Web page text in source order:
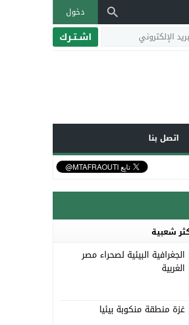
دخول
اشـتـرك
اتصل بنا
شعبية
الجغرافية البيئية لصحراء مصر
الغربية
غزة منطقة منكوبة بيئيا